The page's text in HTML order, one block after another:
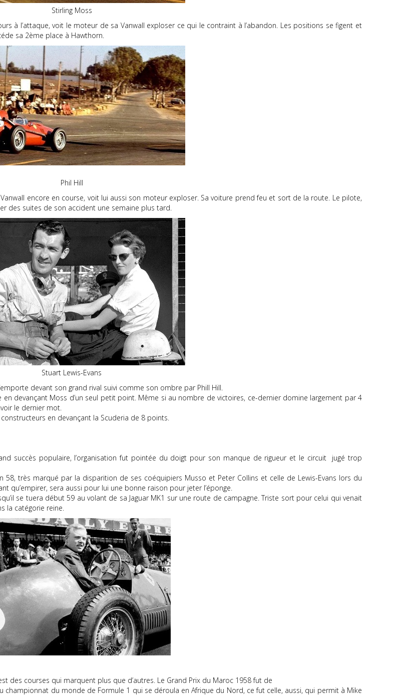
Stirling Moss
à l’attaque, voit le moteur de sa Vanwall exploser ce qui le contraint à l’abandon. Les positions se figent et
sa 2ème place à Hawthorn.
Phil Hill
encore en course, voit lui aussi son moteur exploser. Sa voiture prend feu et sort de la route. Le pilote,
des suites de son accident une semaine plus tard.
Stuart Lewis-Evans
devant son grand rival suivi comme son ombre par Phill Hill.
devançant Moss d’un seul petit point. Même si au nombre de victoires, ce-dernier domine largement par 4
le dernier mot.
en devançant la Scuderia de 8 points.
succès populaire, l’organisation fut pointée du doigt pour son manque de rigueur et le circuit jugé trop
très marqué par la disparition de ses coéquipiers Musso et Peter Collins et celle de Lewis-Evans lors du
qu’empirer, sera aussi pour lui une bonne raison pour jeter l’éponge.
se tuera début 59 au volant de sa Jaguar MK1 sur une route de campagne. Triste sort pour celui qui venait
la catégorie reine.
des courses qui marquent plus que d’autres. Le Grand Prix du Maroc 1958 fut de
championnat du monde de Formule 1 qui se déroula en Afrique du Nord, ce fut celle, aussi, qui permit à Mike